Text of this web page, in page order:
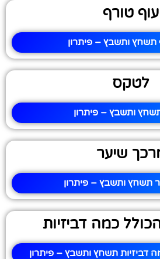
עוף טורף
תשחץ ותשבץ – פיתרון
לטקס
ותשבץ – פיתרון
שיער
תשחץ ותשבץ – פיתרון
כמה דביזיות
דביזיות תשחץ ותשבץ – פיתרון